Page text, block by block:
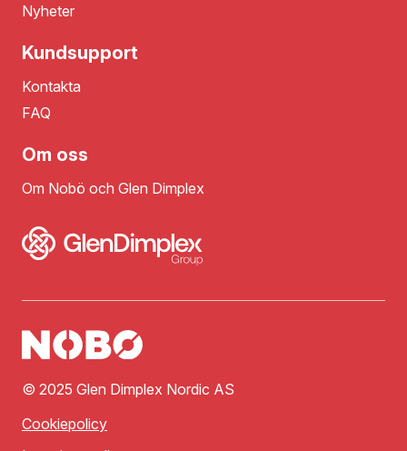
Nyheter
Kundsupport
Kontakta
FAQ
Om oss
Om Nobö och Glen Dimplex
© 2025 Glen Dimplex Nordic AS
Cookiepolicy